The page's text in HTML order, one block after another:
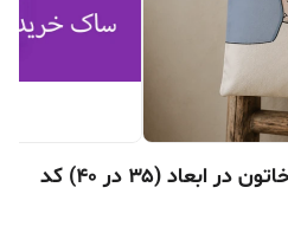
ساک خرید پارچه ای ایران خاتون در ابعاد (۳۵ در ۴۰) کد